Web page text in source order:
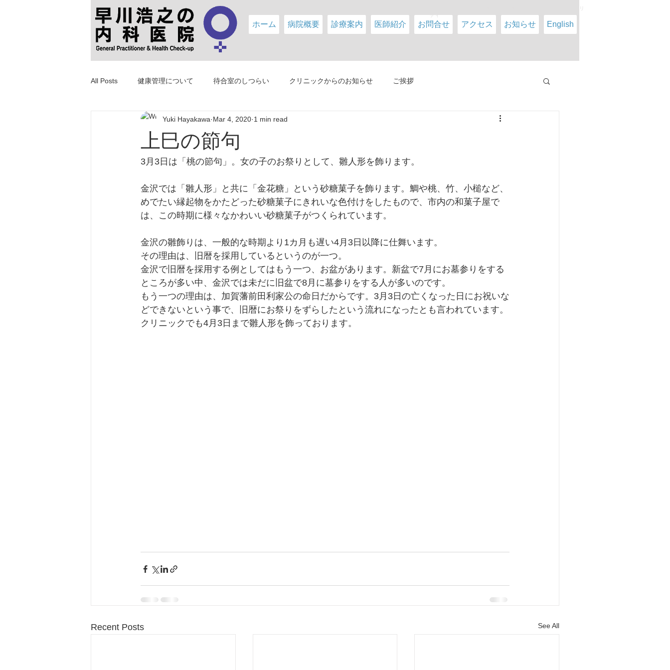
ホーム 病院概要 診療案内 医師紹介 お問合せ アクセス お知らせ English
All Posts 健康管理について 待合室のしつらい クリニックからのお知らせ ご挨拶
上巳の節句
Yuki Hayakawa Mar 4, 2020 1 min read
3月3日は「桃の節句」。女の子のお祭りとして、雛人形を飾ります。
金沢では「雛人形」と共に「金花糖」という砂糖菓子を飾ります。鯛や桃、竹、小槌など、
めでたい縁起物をかたどった砂糖菓子にきれいな色付けをしたもので、市内の和菓子屋で
は、この時期に様々なかわいい砂糖菓子がつくられています。
金沢の雛飾りは、一般的な時期より1カ月も遅い4月3日以降に仕舞います。
その理由は、旧暦を採用しているというのが一つ。
金沢で旧暦を採用する例としてはもう一つ、お盆があります。新盆で7月にお墓参りをする
ところが多い中、金沢では未だに旧盆で8月に墓参りをする人が多いのです。
もう一つの理由は、加賀藩前田利家公の命日だからです。3月3日の亡くなった日にお祝いな
どできないという事で、旧暦にお祭りをずらしたという流れになったとも言われています。
クリニックでも4月3日まで雛人形を飾っております。
Recent Posts See All
ティ